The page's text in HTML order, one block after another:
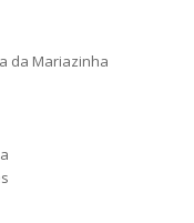
da Mariazinha